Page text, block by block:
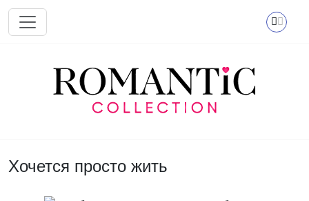
Перейти к основному содержанию
Хочется просто жить